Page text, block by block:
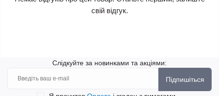
свій відгук.
Слідкуйте за новинками та акціями:
Підпишіться